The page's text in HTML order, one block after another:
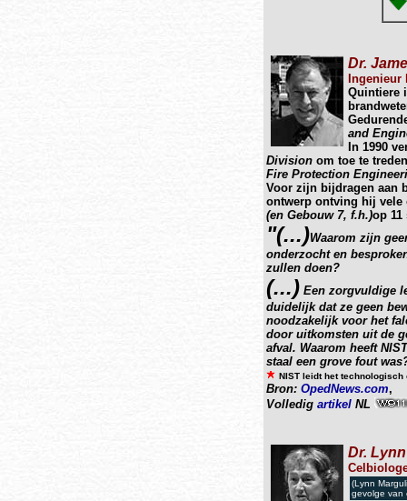
Dr.
Quintiere
and
In 1990
Divisionom toe te
Fire Protection
Voor zijn bijdragen aan
ontwerp ontving hij vele
(en Gebouw 7, f.h.)op 11
"(...)Waarom zijn
onderzocht en
zullen doen?
(...)Een zorgvuldige
duidelijk dat ze geen
noodzakelijk voor het
door uitkomsten uit de
afval. Waarom heeft
staal een grove fout
NIST leidt het technologisch
Bron: OpedNews.com,
Volledig artikelNL
Dr.
(Lynn
gevolge van